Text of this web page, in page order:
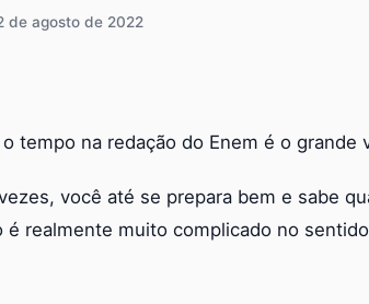
de agosto de 2022
tempo na redação do Enem é o grande
você até se prepara bem e sabe
é realmente muito complicado no